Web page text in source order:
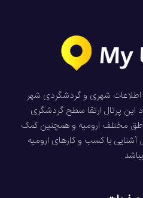
شهری و گردشگردی شهر
این پرتال ارتقا سطح گردشگری
مختلف ارومیه و همچنین کمک
با کسب و کارهای ارومیه